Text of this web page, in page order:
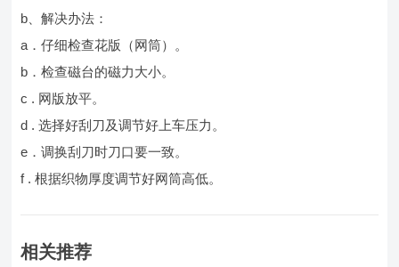
b、解决办法：
a．仔细检查花版（网筒）。
b．检查磁台的磁力大小。
c . 网版放平。
d . 选择好刮刀及调节好上车压力。
e．调换刮刀时刀口要一致。
f . 根据织物厚度调节好网筒高低。
相关推荐